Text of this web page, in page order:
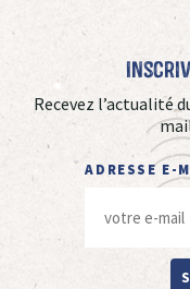
Recevez l’actualité
ADRESSE E-